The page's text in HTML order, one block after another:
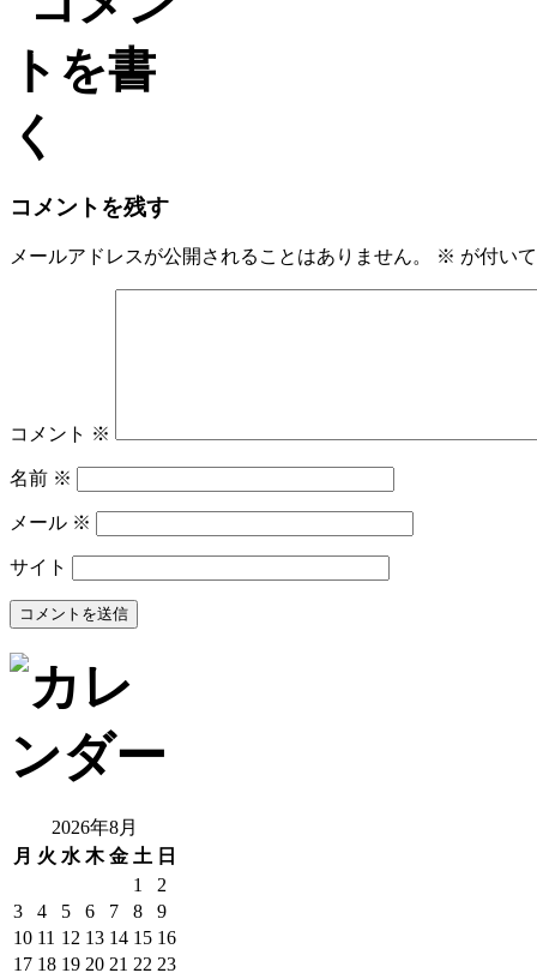
コメントを残す
メールアドレスが公開されることはありません。 ※ が付い
コメント ※
名前 ※
メール ※
サイト
2026年8月
月 火 水 木 金 土 日
1
2
3
4 5 6 7 8
9
10 11 12 13 14 15 16
17 18 19 20 21 22 23